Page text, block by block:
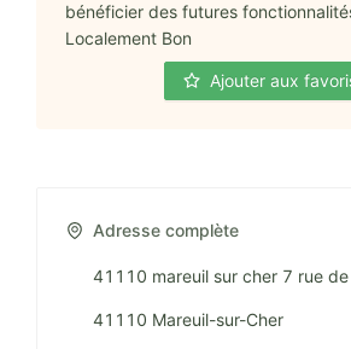
bénéficier des futures
Localement Bon
Ajouter aux
Adresse complète
41110 mareuil sur cher 7 rue
41110 Mareuil-sur-Cher